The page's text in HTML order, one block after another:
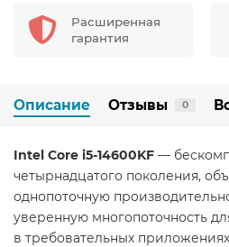
Расширенная
гарантия
Описание Отзывы 0
Intel Core i5-14600KF —
четырнадцатого поколения,
однопоточную
уверенную многопоточность
в требовательных